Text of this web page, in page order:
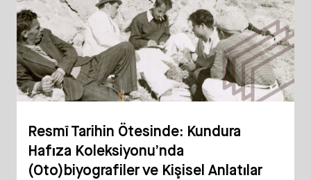
Resmî Tarihin Ötesinde: Kundura
Hafıza Koleksiyonu’nda
(Oto)biyografiler ve Kişisel Anlatılar